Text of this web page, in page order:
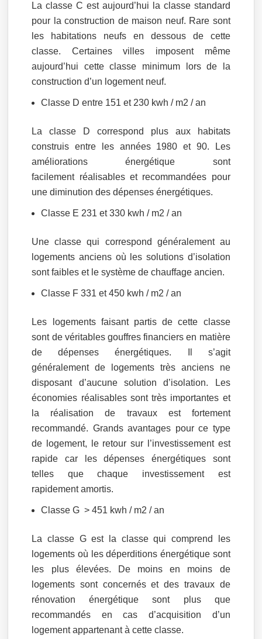
La classe C est aujourd’hui la classe standard
pour la construction de maison neuf. Rare sont
les habitations neufs en dessous de cette
classe. Certaines villes imposent même
aujourd’hui cette classe minimum lors de la
construction d’un logement neuf.
Classe D entre 151 et 230 kwh / m2 / an
La classe D correspond plus aux habitats
construis entre les années 1980 et 90. Les
améliorations énergétique sont
facilement réalisables et recommandées pour
une diminution des dépenses énergétiques.
Classe E 231 et 330 kwh / m2 / an
Une classe qui correspond généralement au
logements anciens où les solutions d’isolation
sont faibles et le système de chauffage ancien.
Classe F 331 et 450 kwh / m2 / an
Les logements faisant partis de cette classe
sont de véritables gouffres financiers en matière
de dépenses énergétiques. Il s’agit
généralement de logements très anciens ne
disposant d’aucune solution d’isolation. Les
économies réalisables sont très importantes et
la réalisation de travaux est fortement
recommandé. Grands avantages pour ce type
de logement, le retour sur l’investissement est
rapide car les dépenses énergétiques sont
telles que chaque investissement est
rapidement amortis.
Classe G > 451 kwh / m2 / an
La classe G est la classe qui comprend les
logements où les déperditions énergétique sont
les plus élevées. De moins en moins de
logements sont concernés et des travaux de
rénovation énergétique sont plus que
recommandés en cas d’acquisition d’un
logement appartenant à cette classe.